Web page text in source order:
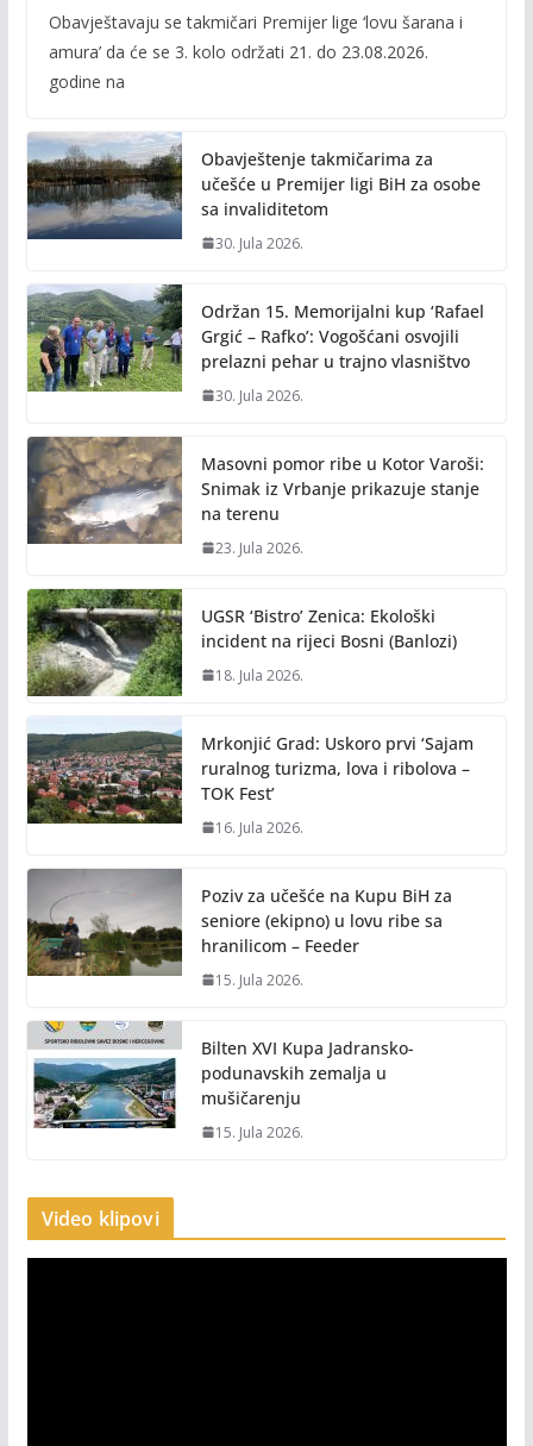
e
b
o
k
ittai p
n
k
Obavještavaju se takmičari Premijer lige ‘lovu šarana i
amura’ da će se 3. kolo održati 21. do 23.08.2026.
godine na
Obavještenje takmičarima za
učešće u Premijer ligi BiH za osobe
sa invaliditetom
30. Jula 2026.
Održan 15. Memorijalni kup ‘Rafael
Grgić – Rafko’: Vogošćani osvojili
prelazni pehar u trajno vlasništvo
30. Jula 2026.
Masovni pomor ribe u Kotor Varoši:
Snimak iz Vrbanje prikazuje stanje
na terenu
23. Jula 2026.
UGSR ‘Bistro’ Zenica: Ekološki
incident na rijeci Bosni (Banlozi)
18. Jula 2026.
Mrkonjić Grad: Uskoro prvi ‘Sajam
ruralnog turizma, lova i ribolova –
TOK Fest’
16. Jula 2026.
Poziv za učešće na Kupu BiH za
seniore (ekipno) u lovu ribe sa
hranilicom – Feeder
15. Jula 2026.
Bilten XVI Kupa Jadransko-
podunavskih zemalja u
mušičarenju
15. Jula 2026.
Video klipovi